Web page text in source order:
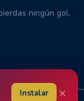
ningún gol,
Instalar ×